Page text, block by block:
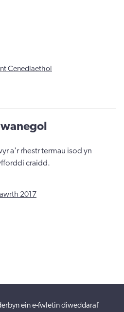
Cenedlaethol
a'r rhestr termau isod yn
craidd.
2017
ein e-fwletin diweddaraf